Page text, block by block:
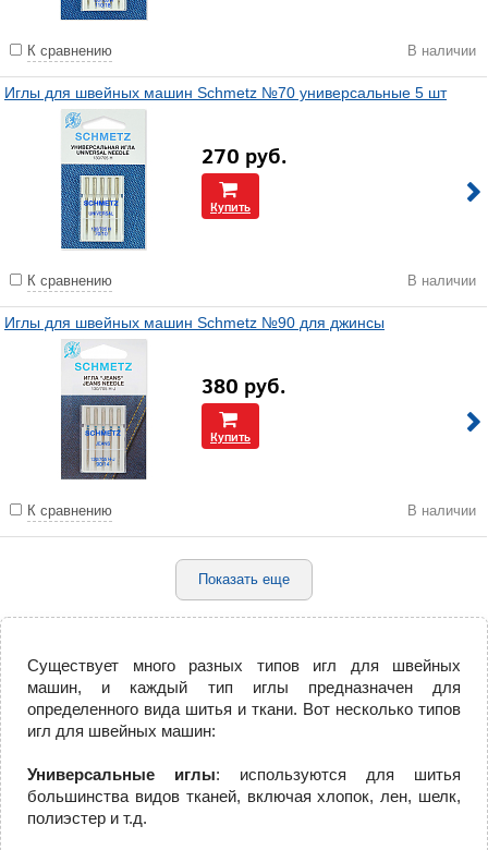
К сравнению В наличии
Иглы для швейных машин Schmetz №70 универсальные 5 шт
270 руб.
Купить
К сравнению В наличии
Иглы для швейных машин Schmetz №90 для джинсы
380 руб.
Купить
К сравнению В наличии
Показать еще
Существует много разных типов игл для швейных
машин, и каждый тип иглы предназначен для
определенного вида шитья и ткани. Вот несколько типов
игл для швейных машин:
Универсальные иглы: используются для шитья
большинства видов тканей, включая хлопок, лен, шелк,
полиэстер и т.д.